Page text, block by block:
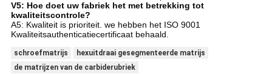
V5: Hoe doet uw fabriek het met betrekking tot
kwaliteitscontrole?
A5: Kwaliteit is prioriteit. we hebben het ISO 9001
Kwaliteitsauthenticatiecertificaat behaald.
schroefmatrijs
hexuitdraai gesegmenteerde matrijs
de matrijzen van de carbiderubriek